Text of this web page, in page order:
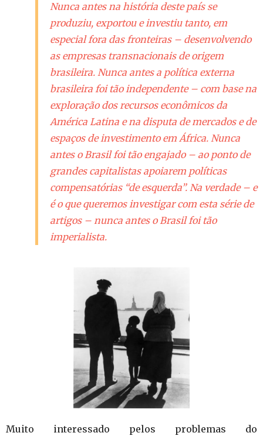
Nunca antes na história deste país se
produziu, exportou e investiu tanto, em
especial fora das fronteiras – desenvolvendo
as empresas transnacionais de origem
brasileira. Nunca antes a política externa
brasileira foi tão independente – com base na
exploração dos recursos econômicos da
América Latina e na disputa de mercados e de
espaços de investimento em África. Nunca
antes o Brasil foi tão engajado – ao ponto de
grandes capitalistas apoiarem políticas
compensatórias “de esquerda”. Na verdade – e
é o que queremos investigar com esta série de
artigos – nunca antes o Brasil foi tão
imperialista.
Muito interessado pelos problemas do